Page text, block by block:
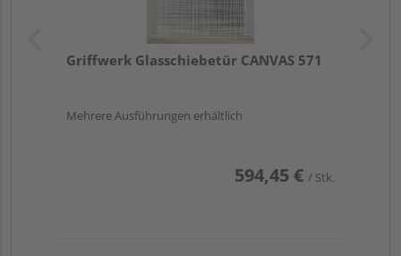
Griffwerk Glasschiebetür CANVAS 571
Mehrere Ausführungen erhältlich
594,45 € / Stk.